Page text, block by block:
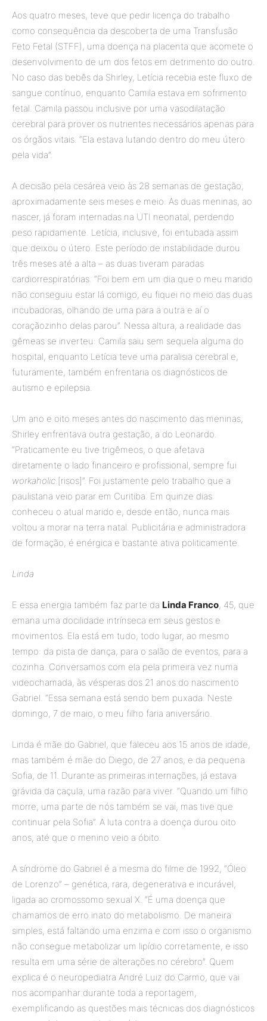
Aos quatro meses, teve que pedir licença do trabalho
como consequência da descoberta de uma Transfusão
Feto Fetal (STFF), uma doença na placenta que acomete o
desenvolvimento de um dos fetos em detrimento do outro.
No caso das bebês da Shirley, Letícia recebia este fluxo de
sangue contínuo, enquanto Camila estava em sofrimento
fetal. Camila passou inclusive por uma vasodilatação
cerebral para prover os nutrientes necessários apenas para
os órgãos vitais. “Ela estava lutando dentro do meu útero
pela vida”.
A decisão pela cesárea veio às 28 semanas de gestação,
aproximadamente seis meses e meio. As duas meninas, ao
nascer, já foram internadas na UTI neonatal, perdendo
peso rapidamente. Letícia, inclusive, foi entubada assim
que deixou o útero. Este período de instabilidade durou
três meses até a alta – as duas tiveram paradas
cardiorrespiratórias. “Foi bem em um dia que o meu marido
não conseguiu estar lá comigo, eu fiquei no meio das duas
incubadoras, olhando de uma para a outra e aí o
coraçãozinho delas parou”. Nessa altura, a realidade das
gêmeas se inverteu: Camila saiu sem sequela alguma do
hospital, enquanto Letícia teve uma paralisia cerebral e,
futuramente, também enfrentaria os diagnósticos de
autismo e epilepsia.
Um ano e oito meses antes do nascimento das meninas,
Shirley enfrentava outra gestação, a do Leonardo.
“Praticamente eu tive trigêmeos, o que afetava
diretamente o lado financeiro e profissional, sempre fui
workaholic [risos]”. Foi justamente pelo trabalho que a
paulistana veio parar em Curitiba. Em quinze dias
conheceu o atual marido e, desde então, nunca mais
voltou a morar na terra natal. Publicitária e administradora
de formação, é enérgica e bastante ativa politicamente.
Linda
E essa energia também faz parte da Linda Franco, 45, que
emana uma docilidade intrínseca em seus gestos e
movimentos. Ela está em tudo, todo lugar, ao mesmo
tempo: da pista de dança, para o salão de eventos, para a
cozinha. Conversamos com ela pela primeira vez numa
videochamada, às vésperas dos 21 anos do nascimento
Gabriel. “Essa semana está sendo bem puxada. Neste
domingo, 7 de maio, o meu filho faria aniversário.
Linda é mãe do Gabriel, que faleceu aos 15 anos de idade,
mas também é mãe do Diego, de 27 anos, e da pequena
Sofia, de 11. Durante as primeiras internações, já estava
grávida da caçula, uma razão para viver. “Quando um filho
morre, uma parte de nós também se vai, mas tive que
continuar pela Sofia”. A luta contra a doença durou oito
anos, até que o menino veio a óbito.
A síndrome do Gabriel é a mesma do filme de 1992, “Óleo
de Lorenzo” – genética, rara, degenerativa e incurável,
ligada ao cromossomo sexual X. “É uma doença que
chamamos de erro inato do metabolismo. De maneira
simples, está faltando uma enzima e com isso o organismo
não consegue metabolizar um lipídio corretamente, e isso
resulta em uma série de alterações no cérebro”. Quem
explica é o neuropediatra André Luiz do Carmo, que vai
nos acompanhar durante toda a reportagem,
exemplificando as questões mais técnicas dos diagnósticos